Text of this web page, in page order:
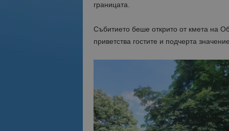
границата.
Събитието беше открито от кмета на
приветства гостите и подчерта